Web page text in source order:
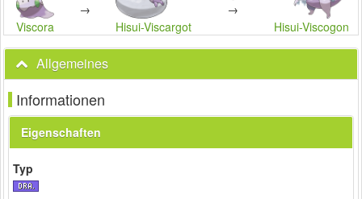
Viscora
→
Hisui-Viscargot
→
Hisui-Viscogon
Allgemeines
Informationen
Eigenschaften
Typ